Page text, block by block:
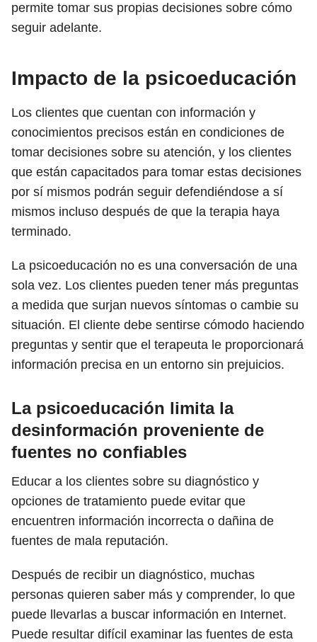
permite tomar sus propias decisiones sobre cómo
seguir adelante.
Impacto de la psicoeducación
Los clientes que cuentan con información y
conocimientos precisos están en condiciones de
tomar decisiones sobre su atención, y los clientes
que están capacitados para tomar estas decisiones
por sí mismos podrán seguir defendiéndose a sí
mismos incluso después de que la terapia haya
terminado.
La psicoeducación no es una conversación de una
sola vez. Los clientes pueden tener más preguntas
a medida que surjan nuevos síntomas o cambie su
situación. El cliente debe sentirse cómodo haciendo
preguntas y sentir que el terapeuta le proporcionará
información precisa en un entorno sin prejuicios.
La psicoeducación limita la
desinformación proveniente de
fuentes no confiables
Educar a los clientes sobre su diagnóstico y
opciones de tratamiento puede evitar que
encuentren información incorrecta o dañina de
fuentes de mala reputación.
Después de recibir un diagnóstico, muchas
personas quieren saber más y comprender, lo que
puede llevarlas a buscar información en Internet.
Puede resultar difícil examinar las fuentes de esta